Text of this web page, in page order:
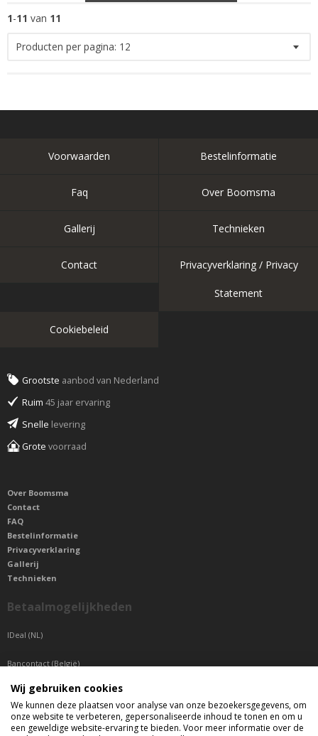
1-11 van 11
Producten per pagina: 12
Voorwaarden Bestelinformatie
Faq Over Boomsma
Gallerij Technieken
Contact Privacyverklaring / Privacy
Statement
Cookiebeleid
Grootste aanbod van Nederland
Ruim 45 jaar ervaring
Snelle levering
Grote voorraad
Over Boomsma
Contact
FAQ
Bestelinformatie
Privacyverklaring
Gallerij
Technieken
Betaalmogelijkheden
IDeal (NL)
Bancontact (België)
Sepa betaling (Overige landen)
Telefonisch bereikbaar
Wij gebruiken cookies
We kunnen deze plaatsen voor analyse van onze bezoekersgegevens, om
onze website te verbeteren, gepersonaliseerde inhoud te tonen en om u
een geweldige website-ervaring te bieden. Voor meer informatie over de